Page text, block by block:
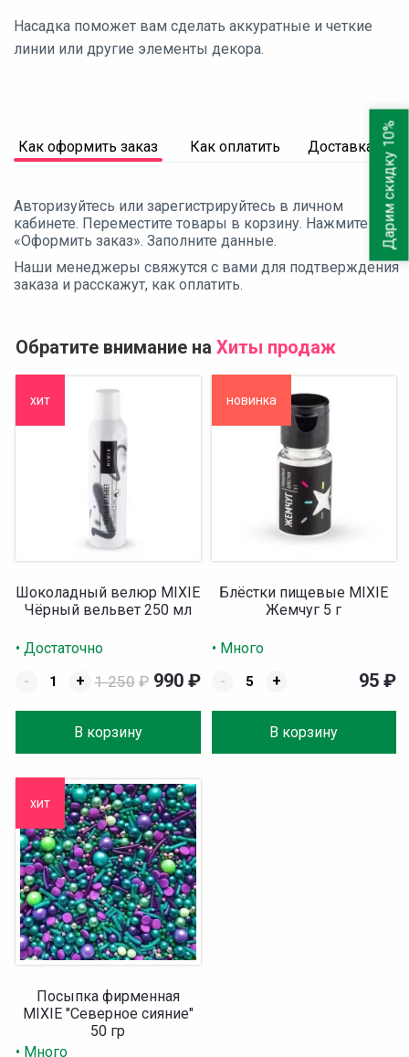
Насадка поможет вам сделать аккуратные и четкие
линии или другие элементы декора.
Как оформить заказ Как оплатить Доставка
Авторизуйтесь или зарегистрируйтесь в личном
кабинете. Переместите товары в корзину. Нажмите
«Оформить заказ». Заполните данные.
Наши менеджеры свяжутся с вами для подтверждения
заказа и расскажут, как оплатить.
Обратите внимание на Хиты продаж
хит
Шоколадный велюр MIXIE
Чёрный вельвет 250 мл
• Достаточно
-
+
В корзину
1 250 ₽ 990 ₽
новинка
Блёстки пищевые MIXIE
Жемчуг 5 г
• Много
-
+
В корзину
95 ₽
хит
Посыпка фирменная
MIXIE "Северное сияние"
50 гр
• Много
Дарим скидку 10%